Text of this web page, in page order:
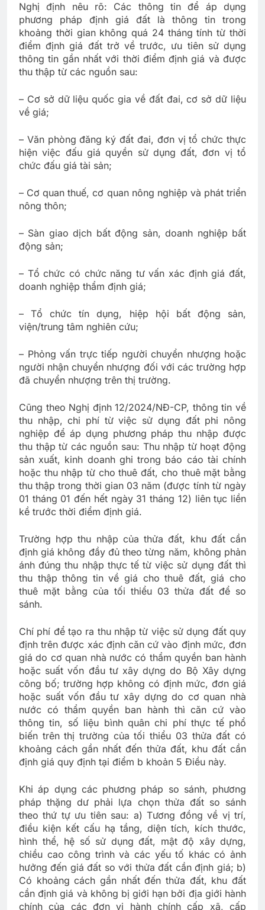
Nghị định nêu rõ: Các thông tin để áp dụng
phương pháp định giá đất là thông tin trong
khoảng thời gian không quá 24 tháng tính từ thời
điểm định giá đất trở về trước, ưu tiên sử dụng
thông tin gần nhất với thời điểm định giá và được
thu thập từ các nguồn sau:
– Cơ sở dữ liệu quốc gia về đất đai, cơ sở dữ liệu
về giá;
– Văn phòng đăng ký đất đai, đơn vị tổ chức thực
hiện việc đấu giá quyền sử dụng đất, đơn vị tổ
chức đấu giá tài sản;
– Cơ quan thuế, cơ quan nông nghiệp và phát triển
nông thôn;
– Sàn giao dịch bất động sản, doanh nghiệp bất
động sản;
– Tổ chức có chức năng tư vấn xác định giá đất,
doanh nghiệp thẩm định giá;
– Tổ chức tín dụng, hiệp hội bất động sản,
viện/trung tâm nghiên cứu;
– Phỏng vấn trực tiếp người chuyển nhượng hoặc
người nhận chuyển nhượng đối với các trường hợp
đã chuyển nhượng trên thị trường.
Cũng theo Nghị định 12/2024/NĐ-CP, thông tin về
thu nhập, chi phí từ việc sử dụng đất phi nông
nghiệp để áp dụng phương pháp thu nhập được
thu thập từ các nguồn sau: Thu nhập từ hoạt động
sản xuất, kinh doanh ghi trong báo cáo tài chính
hoặc thu nhập từ cho thuê đất, cho thuê mặt bằng
thu thập trong thời gian 03 năm (được tính từ ngày
01 tháng 01 đến hết ngày 31 tháng 12) liên tục liền
kề trước thời điểm định giá.
Trường hợp thu nhập của thửa đất, khu đất cần
định giá không đầy đủ theo từng năm, không phản
ánh đúng thu nhập thực tế từ việc sử dụng đất thì
thu thập thông tin về giá cho thuê đất, giá cho
thuê mặt bằng của tối thiểu 03 thửa đất để so
sánh.
Chí phí để tạo ra thu nhập từ việc sử dụng đất quy
định trên được xác định căn cứ vào định mức, đơn
giá do cơ quan nhà nước có thẩm quyền ban hành
hoặc suất vốn đầu tư xây dựng do Bộ Xây dựng
công bố; trường hợp không có định mức, đơn giá
hoặc suất vốn đầu tư xây dựng do cơ quan nhà
nước có thẩm quyền ban hành thì căn cứ vào
thông tin, số liệu bình quân chi phí thực tế phổ
biến trên thị trường của tối thiểu 03 thửa đất có
khoảng cách gần nhất đến thửa đất, khu đất cần
định giá quy định tại điểm b khoản 5 Điều này.
Khi áp dụng các phương pháp so sánh, phương
pháp thặng dư phải lựa chọn thửa đất so sánh
theo thứ tự ưu tiên sau: a) Tương đồng về vị trí,
điều kiện kết cấu hạ tầng, diện tích, kích thước,
hình thể, hệ số sử dụng đất, mật độ xây dựng,
chiều cao công trình và các yếu tố khác có ảnh
hưởng đến giá đất so với thửa đất cần định giá; b)
Có khoảng cách gần nhất đến thửa đất, khu đất
cần định giá và không bị giới hạn bởi địa giới hành
chính của các đơn vị hành chính cấp xã, cấp